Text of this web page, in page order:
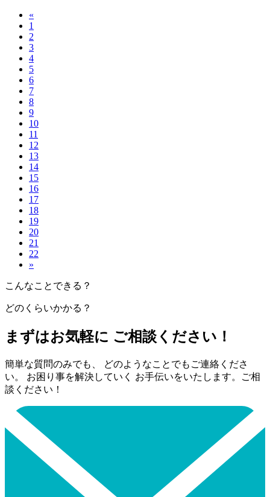
«
1
2
3
4
5
6
7
8
9
10
11
12
13
14
15
16
17
18
19
20
21
22
»
こんなことできる？
どのくらいかかる？
まずはお気軽に ご相談ください！
簡単な質問のみでも、 どのようなことでもご連絡くださ
い。 お困り事を解決していく お手伝いをいたします。ご相
談ください！